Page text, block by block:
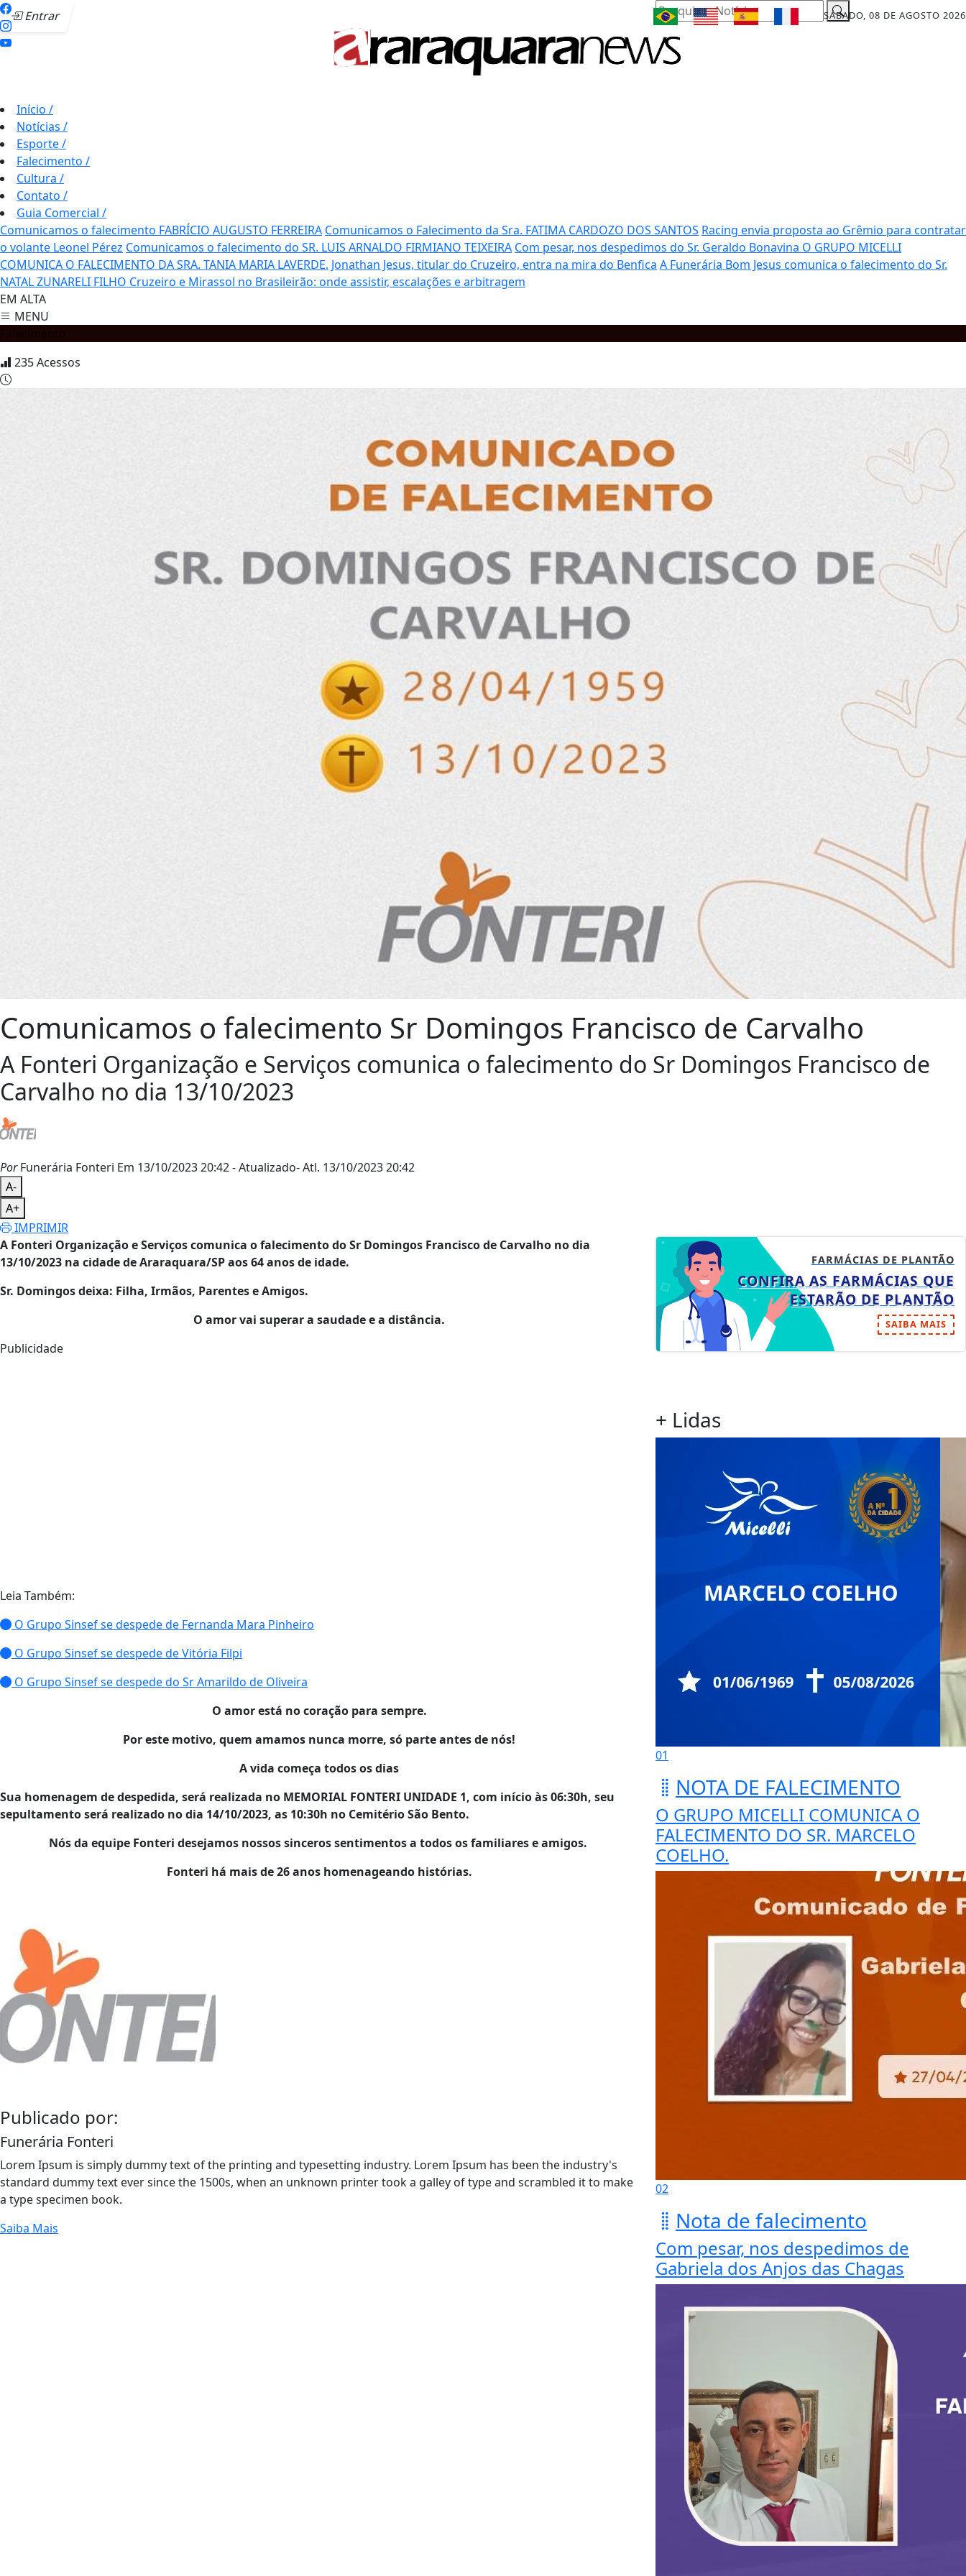
Entrar SÁBADO, 08 DE AGOSTO 2026
Pesquisar Notícia
Início /
Notícias /
Esporte/
Falecimento /
Cultura /
Contato /
Guia Comercial /
Comunicamos o falecimento FABRÍCIO AUGUSTO FERREIRA Comunicamos o Falecimento da Sra. FATIMA CARDOZO DOS SANTOS Racing envia proposta ao Grêmio para contratar
o volante Leonel Pérez Comunicamos o falecimento do SR. LUIS ARNALDO FIRMIANO TEIXEIRA Com pesar, nos despedimos do Sr. Geraldo Bonavina O GRUPO MICELLI
COMUNICA O FALECIMENTO DA SRA. TANIA MARIA LAVERDE. Jonathan Jesus, titular do Cruzeiro, entra na mira do Benfica A Funerária Bom Jesus comunica o falecimento do Sr.
NATAL ZUNARELI FILHO Cruzeiro e Mirassol no Brasileirão: onde assistir, escalações e arbitragem
EM ALTA
MENU
235Acessos
Comunicamos o falecimento Sr Domingos Francisco de Carvalho
A Fonteri Organização e Serviços comunica o falecimento do Sr Domingos Francisco de
Carvalho no dia 13/10/2023
PorFunerária Fonteri Em 13/10/2023 20:42- Atualizado- Atl. 13/10/2023 20:42
A-
A+
IMPRIMIR
A Fonteri Organização e Serviços comunica o falecimento doSr Domingos Francisco de Carvalho no dia
13/10/2023 na cidade de Araraquara/SP aos 64 anos de idade.
Sr. Domingosdeixa: Filha, Irmãos, Parentes e Amigos.
O amor vai superar a saudade e a distância.
Publicidade
Leia Também:
O Grupo Sinsef se despede de Fernanda Mara Pinheiro
O Grupo Sinsef se despede de Vitória Filpi
O Grupo Sinsef se despede do Sr Amarildo de Oliveira
O amor está no coração para sempre.
Por este motivo, quem amamos nunca morre, só parte antes de nós!
A vida começa todos os dias
Sua homenagem de despedida, será realizada no MEMORIAL FONTERI UNIDADE 1, com início às 06:30h, seu
sepultamento será realizado no dia 14/10/2023, as 10:30h no CemitérioSão Bento.
Nós da equipe Fonteri desejamos nossos sinceros sentimentos a todos os familiares e amigos.
Fonteri há mais de 26 anos homenageando histórias.
Publicado por:
Funerária Fonteri
Lorem Ipsum is simply dummy text of the printing and typesetting industry. Lorem Ipsum has been the industry's
standard dummy text ever since the 1500s, when an unknown printer took a galley of type and scrambled it to make
a type specimen book.
Saiba Mais
FARMÁCIAS DE PLANTÃO
CONFIRA AS FARMÁCIAS QUE
ESTARÃO DE PLANTÃO
SAIBA MAIS
+ Lidas
01
NOTA DE FALECIMENTO
O GRUPO MICELLI COMUNICA O
FALECIMENTO DO SR. MARCELO
COELHO.
02
Nota de falecimento
Com pesar, nos despedimos de
Gabriela dos Anjos das Chagas